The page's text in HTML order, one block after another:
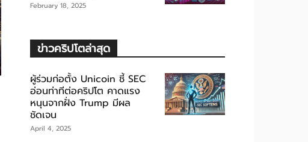
February 18, 2025
ข่าวคริปโตล่าสุด
ผู้ร่วมก่อตั้ง Unicoin ชี้ SEC
อ่อนท่าทีต่อคริปโต คาดแรง
หนุนจากฝั่ง Trump มีผล
ชัดเจน
April 4, 2025